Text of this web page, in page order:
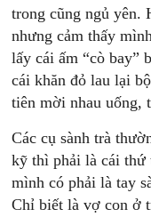
trong cũng ngủ yên.
nhưng cảm thấy
lấy cái ấm “cò bay”
cái khăn đỏ lau lại
tiên mời nhau uống,
Các cụ sành trà
kỹ thì phải là cái thứ
mình có phải là tay
Chỉ biết là vợ con ở